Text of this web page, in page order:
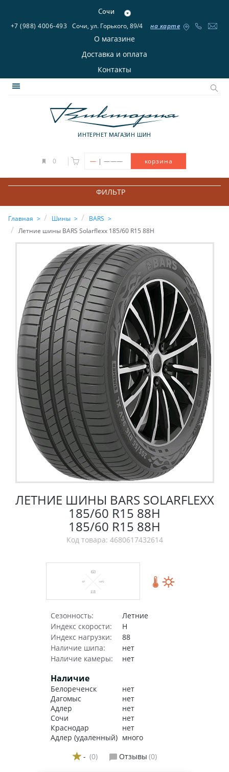
Сочи
+7 (988) 4006-493 Сочи, ул. Горького, 89/4 на карте
О магазине
Доставка и оплата
Контакты
ИНТЕРНЕТ МАГАЗИН ШИН
0 — | ——— корзина
ФИЛЬТР
Главная Шины
BARS
Летние шины BARS Solarflexx 185/60 R15 88H
ЛЕТНИЕ ШИНЫ BARS SOLARFLEXX
185/60 R15 88H
185/60 R15 88H
Код товара: 4680617432614
Сезонность:
Летние
Индекс скорости:
H
Индекс нагрузки:
88
Наличие шипа:
нет
Наличие камеры:
нет
Наличие
Белореченск
нет
Дагомыс
нет
Адлер
нет
Сочи
нет
Краснодар
нет
Адлер (удаленный) много
- (0) Отзывы (0)